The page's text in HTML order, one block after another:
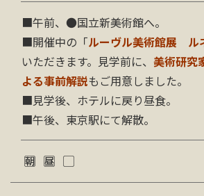
■午前、●国立新美術館へ。
■開催中の「ルーヴル美術館展 ル
いただきます。見学前に、 美術研究
よる事前解説もご用意しました。
■見学後、ホテルに戻り昼食。
■午後、東京駅にて解散。